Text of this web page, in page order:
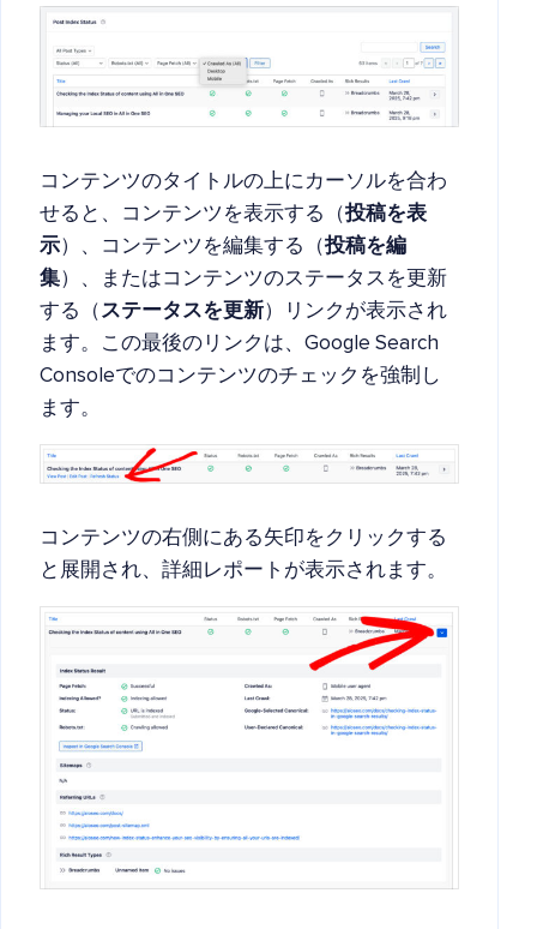
コンテンツのタイトルの上にカーソルを合わ
せると、コンテンツを表示する（投稿を表
示）、コンテンツを編集する（投稿を編
集）、またはコンテンツのステータスを更新
する（ ステータスを更新）リンクが表示され
ます。この最後のリンクは、Google Search
Consoleでのコンテンツのチェックを強制し
ます。
コンテンツの右側にある矢印をクリックする
と展開され、詳細レポートが表示されます。